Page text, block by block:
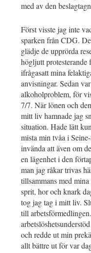
med av den
Först visste jag inte
sparken från CDG.
glädje de upprörda
högljutt protesterande
ifrågasatt mina
anvisningar. Sedan
alkoholproblem, för
7/7. När lönen och
mitt liv hamnade jag
situation. Hade lätt
mista min tvåa i
invända att även om
en lägenhet i den
man jag råkar trivas
tillsammans med
sprit, hor och knark
tog jag tag i mitt liv.
till
och redde ut min
allt bättre ut för var